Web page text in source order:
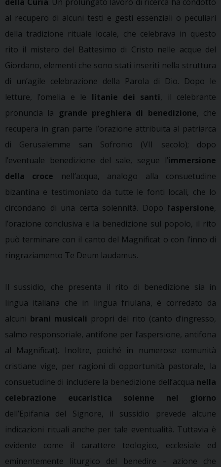
al recupero di alcuni testi e gesti essenziali o peculiari
della tradizione rituale locale, che celebrava in questo
rito il mistero del Battesimo di Cristo nelle acque del
Giordano, elementi che sono stati inseriti nella struttura
di un’agile celebrazione della Parola di Dio. Dopo le
letture, l’omelia e le litanie dei santi, il celebrante
pronuncia la grande preghiera di benedizione, che
recupera in gran parte l’orazione attribuita al patriarca
di Gerusalemme san Sofronio (VII secolo); dopo
l’eventuale benedizione del sale, segue l’immersione
della croce nell’acqua, analogo alla consuetudine
bizantina e testimoniato da tutte le fonti locali, che lo
circondano di una certa solennità. Dopo l’aspersione,
l’orazione conclusiva e la benedizione sul popolo, il rito
può terminare con il canto del Magnificat o con l’inno di
ringraziamento Te Deum laudamus.
Il sussidio, che presenta il rito di benedizione sia in
lingua italiana che in lingua friulana, è corredato da
alcuni brani musicali propri del rito (canto d’ingresso,
salmo responsoriale, antifone per l’aspersione, antifona
al Magnificat). Inoltre, poiché in numerose comunità
cristiane vige, per ragioni di opportunità pastorale, la
consuetudine di includere la benedizione dell’acqua nella
celebrazione eucaristica solenne nel giorno
dell’Epifania del Signore, il sussidio prevede alcune
indicazioni rituali anche per tale eventualità. Tuttavia è
evidente come il carattere teologico, ecclesiale ed
eminentemente liturgico del benedire – azione che